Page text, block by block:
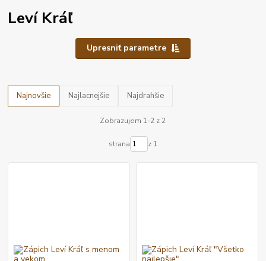
Leví Kráľ
Upresniť parametre
Najnovšie Najlacnejšie Najdrahšie
Zobrazujem 1-2 z 2
strana z 1